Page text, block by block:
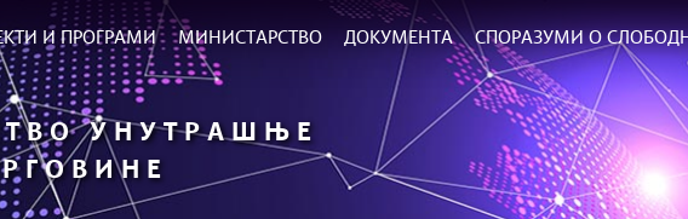
И ПРОГРАМИ МИНИСТАРСТВО ДОКУМЕНТА СПОРАЗУМИ О
УНУТРАШЊЕ